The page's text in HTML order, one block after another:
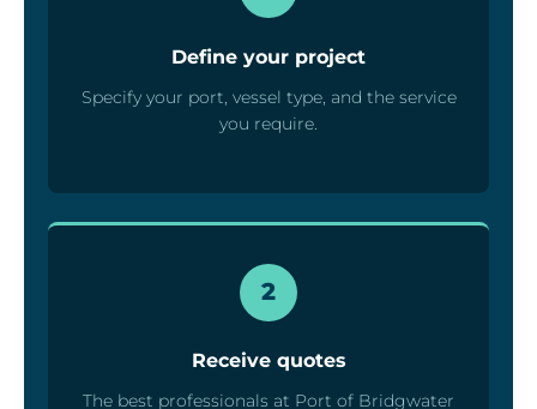
Define your project
Specify your port, vessel type, and the service
you require.
2
Receive quotes
The best professionals at Port of Bridgwater